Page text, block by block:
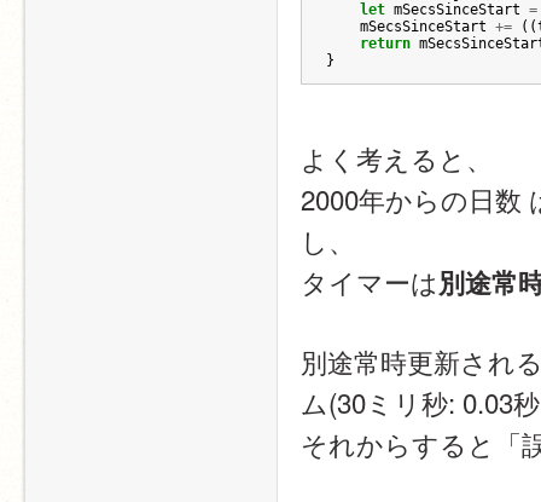
let mSecsSinceStart =
mSecsSinceStart += ((
return
}
よく考えると、
2000年からの日数
し、
タイマーは別途常
別途常時更新され
ム(30ミリ秒: 0.03
それからすると「